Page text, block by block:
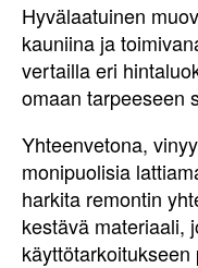
Hyvälaatuinen
kauniina ja
vertailla eri
omaan tarpeeseen
Yhteenvetona,
monipuolisia
harkita remontin
kestävä materiaali,
käyttötarkoitukseen